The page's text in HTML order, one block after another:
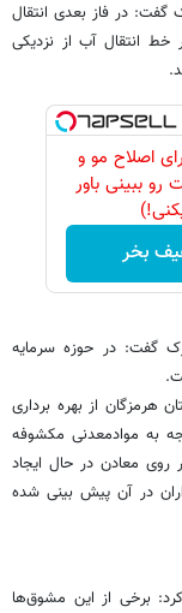
گفت: در فاز بعدی انتقال
انتقال آب از نزدیکی
اصلاح مو و
ببینی باور
بخر
گفت: در حوزه سرمایه
هرمزگان از بهره برداری
به موادمعدنی مکشوفه
روی معادن در حال ایجاد
در آن پیش بینی شده
برخی از این مشوق‌ها